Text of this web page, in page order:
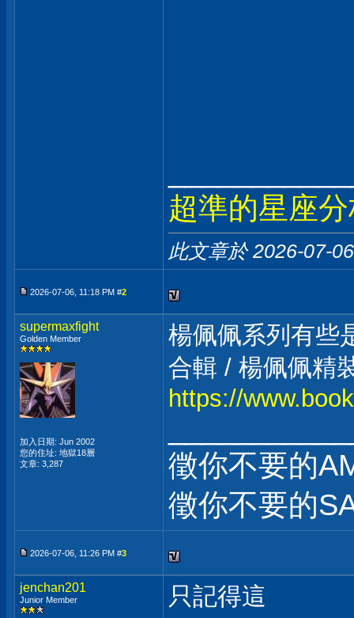
超準的星座
此文章於 2026-07-
2026-07-06, 11:18 PM #2
supermaxfight
Golden Member
加入日期: Jun 2002
您的住址: 地獄18層
文章: 3,287
楊佩佩系列有些
合輯 / 楊佩佩精
https://
徵你不要的
徵你不要的
2026-07-06, 11:26 PM #3
jenchan201
Junior Member 只記得這